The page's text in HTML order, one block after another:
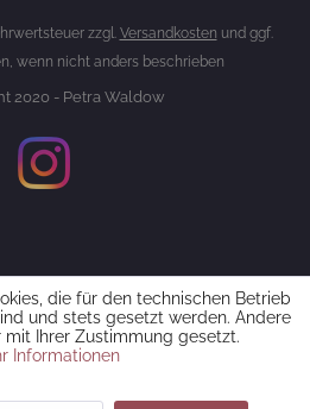
zzgl. Versandkosten und ggf.
wenn nicht anders beschrieben
2020 - Petra Waldow
die für den technischen Betrieb
und stets gesetzt werden. Andere
mit Ihrer Zustimmung gesetzt.
Informationen